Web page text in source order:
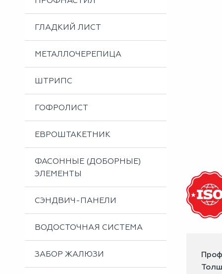
Металлоизделия
Проектирование вентилируемых фасадов
Вальцовка листового металла
ГЛАДКИЙ ЛИСТ
МЕТАЛЛОЧЕРЕПИЦА
ШТРИПС
ГОФРОЛИСТ
ЕВРОШТАКЕТНИК
ФАСОННЫЕ (ДОБОРНЫЕ)
ЭЛЕМЕНТЫ
СЭНДВИЧ-ПАНЕЛИ
ВОДОСТОЧНАЯ СИСТЕМА
ЗАБОР ЖАЛЮЗИ